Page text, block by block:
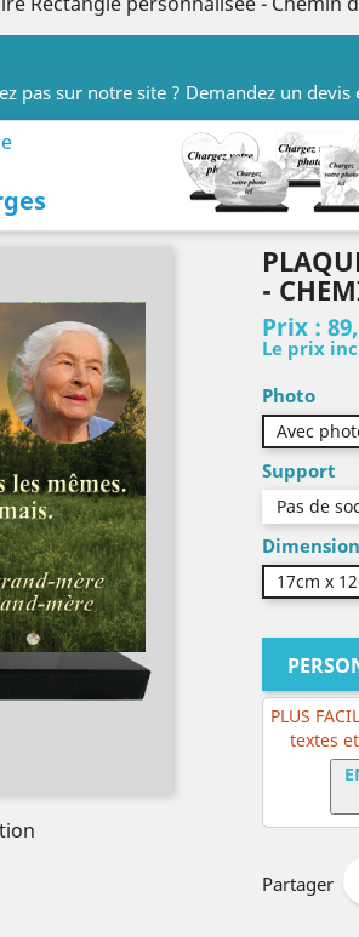
pas sur notre site ? Demandez un devis
-
Prix :
Le prix
Photo
Avec
Support
Pas de
Dimension
17cm x
PLUS
textes
Partager